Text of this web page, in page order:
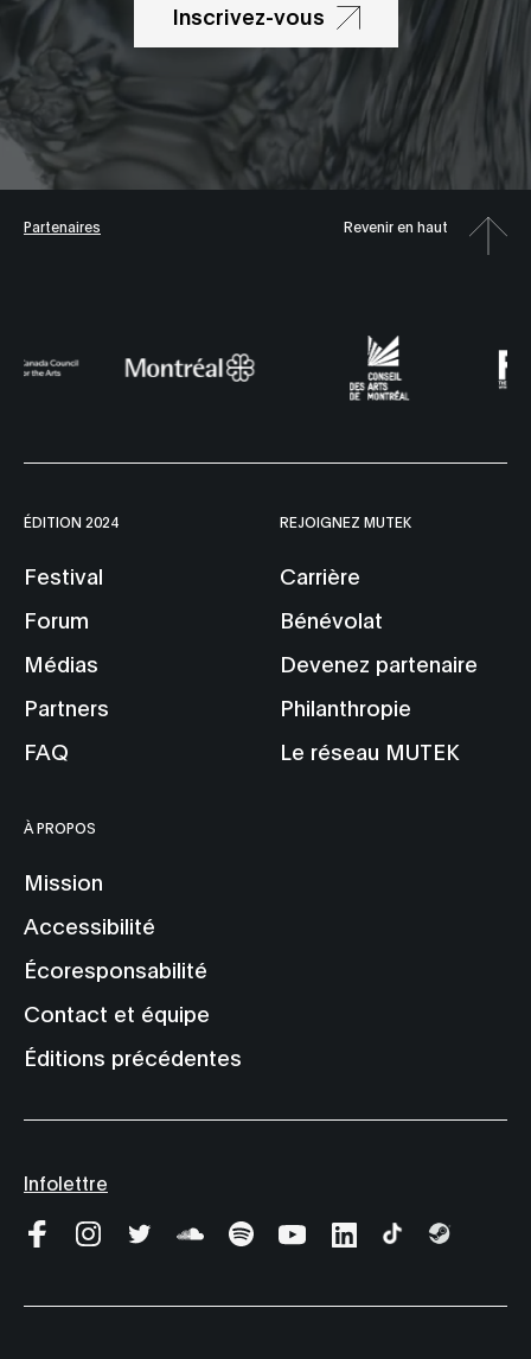
Inscrivez-vous
Partenaires Revenir en haut
ÉDITION 2024
Festival
Forum
Médias
Partners
FAQ
REJOIGNEZ MUTEK
Carrière
Bénévolat
Devenez partenaire
Philanthropie
Le réseau MUTEK
À PROPOS
Mission
Accessibilité
Écoresponsabilité
Contact et équipe
Éditions précédentes
Infolettre